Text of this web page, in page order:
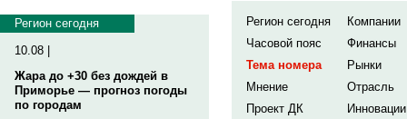
Регион сегодня
10.08 |
Жара до +30 без дождей в
Приморье — прогноз погоды
по городам
Регион сегодня
Компании
Часовой пояс
Финансы
Тема номера
Рынки
Мнение
Отрасль
Проект ДК
Инновации